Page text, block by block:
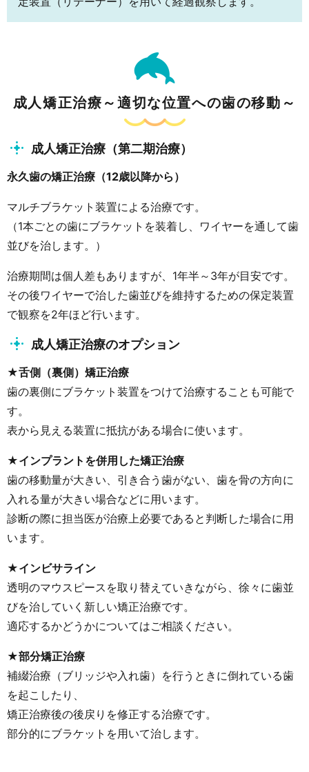
成人矯正治療～適切な位置への歯の移動～
成人矯正治療（第二期治療）
永久歯の矯正治療（12歳以降から）
マルチブラケット装置による治療です。
（1本ごとの歯にブラケットを装着し、ワイヤーを通して歯
並びを治します。）
治療期間は個人差もありますが、1年半～3年が目安です。
その後ワイヤーで治した歯並びを維持するための保定装置
で観察を2年ほど行います。
成人矯正治療のオプション
★舌側（裏側）矯正治療
歯の裏側にブラケット装置をつけて治療することも可能で
す。
表から見える装置に抵抗がある場合に使います。
★インプラントを併用した矯正治療
歯の移動量が大きい、引き合う歯がない、歯を骨の方向に
入れる量が大きい場合などに用います。
診断の際に担当医が治療上必要であると判断した場合に用
います。
★インビサライン
透明のマウスピースを取り替えていきながら、徐々に歯並
びを治していく新しい矯正治療です。
適応するかどうかについてはご相談ください。
★部分矯正治療
補綴治療（ブリッジや入れ歯）を行うときに倒れている歯
を起こしたり、
矯正治療後の後戻りを修正する治療です。
部分的にブラケットを用いて治します。